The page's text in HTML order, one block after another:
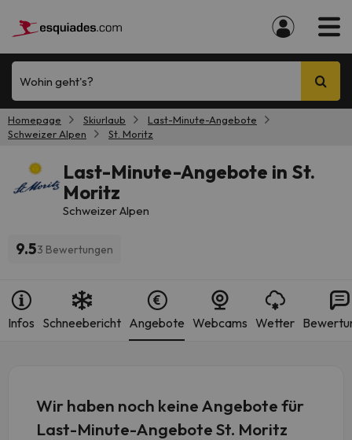
Wohin geht's?
Homepage Skiurlaub
Last-Minute-Angebote
Schweizer Alpen
St. Moritz
Last-Minute-Angebote in St.
Moritz
Schweizer Alpen
9.53 Bewertungen
Infos Schneebericht Angebote Webcams Wetter
Wir haben noch keine Angebote für
Last-Minute-Angebote St. Moritz